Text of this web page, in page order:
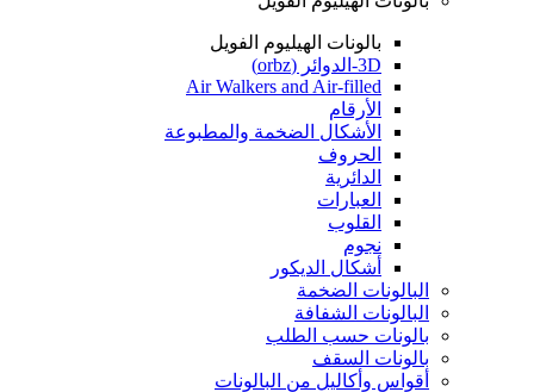
بالونات الهيليوم الفويل
3D-الدوائر (orbz)
Air Walkers and Air-filled
الأرقام
الأشكال الضخمة والمطبوعة
الحروف
الدائرية
العبارات
القلوب
نجوم
أشكال الديكور
البالونات الضخمة
البالونات الشفافة
بالونات حسب الطلب
بالونات السقف
أقواس وأكاليل من البالونات